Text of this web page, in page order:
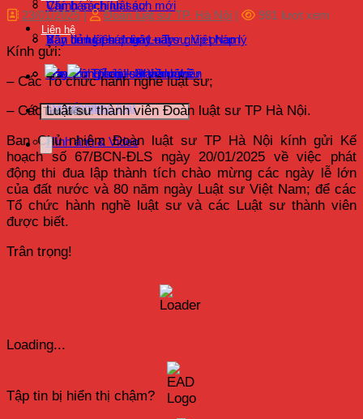
Chính sách luật sư
Xây dựng pháp luật – Trợ giúp pháp lý
Hoạt động Luật sư thành viên
Văn bản chính sách mới
Bản tin luật sư ngày nay
Quy định pháp luật về luật sư
Tư vấn pháp luật
Hình ảnh & Video
Văn bản Liên đoàn Luật sư Việt Nam
Văn bản Đảng – Nhà nước
Tra cứu Tổ chức hành nghề
Đăng nhập
Liên hệ
23/01/2025| Đoàn luật sư TP. Hà Nội | 981 lượt xem
Kính gửi:
– Các Tổ chức hành nghề luật sư;
– Các Luật sư thành viên Đoàn luật sư TP Hà Nội.
Ban Chủ nhiệm Đoàn luật sư TP Hà Nội kính gửi Kế
hoạch số 67/BCN-ĐLS ngày 20/01/2025 về việc phát
động thi đua lập thành tích chào mừng các ngày lễ lớn
của đất nước và 80 năm ngày Luật sư Việt Nam; để các
Tổ chức hành nghề luật sư và các Luật sư thành viên
được biết.
Trân trọng!
Loading...
Tập tin bị hiển thị chậm?